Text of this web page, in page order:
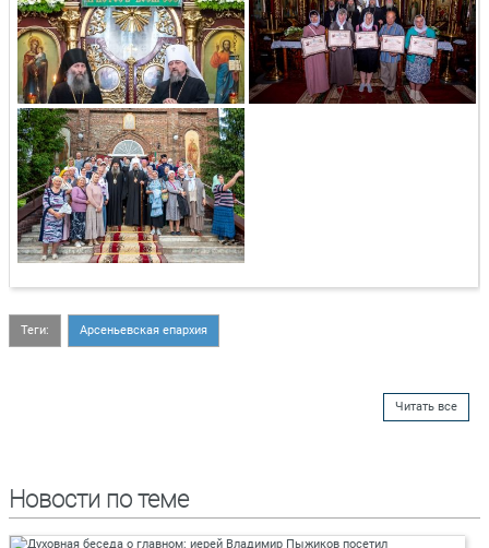
Теги: Арсеньевская епархия
Читать все
Новости по теме